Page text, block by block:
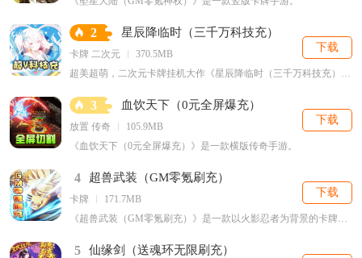
2 星辰降临时（三千万科技充）
卡牌 二次元
370.5MB
超美超萌，二次元卡牌挂机大作《星辰降临时（三千万科技充）》燃情上线啦！！！精美的人物制作，超多有趣的游戏玩法，众多女神贴贴，不服不行；
下载
3 血饮天下（0元全屏爆充）
放置 传奇
105.9MB
《血饮天下（0元全屏爆充）》是一款横版传奇手游。
下载
4 超兽武装（GM零氪刷充）
卡牌
171.7MB
《超兽武装（GM零氪刷充）》是一款以火影忍者为背景的卡牌手游。
下载
5 仙缘剑（送魂环无限刷充）